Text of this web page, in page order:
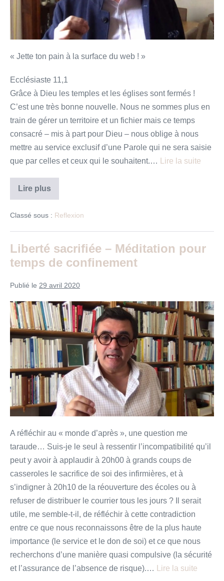
fermés
–
Méditation
temps
de
confinement
« Jette ton pain à la surface du web ! »
Ecclésiaste 11,1
Grâce à Dieu les temples et les églises sont fermés !
C’est une très bonne nouvelle. Nous ne sommes plus en
train de gérer un territoire et un fichier mais ce temps
consacré – mis à part pour Dieu – nous oblige à nous
mettre au service exclusif d’une Parole qui ne sera saisie
que par celles et ceux qui le souhaitent.…
Lire la suite
Lire plusGrâce
les
temples
–
Méditation
pour
de
Classé sous : Reflexion
Liberté sacrifiée – Méditation pour
temps de confinement
Publié le 29 avril 2020
Liberté
sacrifiée
–
Méditation
temps
de
confinement
A réfléchir au « monde d’après », une question me
taraude… Suis-je le seul à ressentir l’incompatibilité qu’il
peut y avoir à applaudir à 20h00 à grands coups de
casseroles le sacrifice de soi des infirmières, et à
s’indigner à 20h10 de la réouverture des écoles ou à
refuser de distribuer le courrier tous les jours ? Il serait
utile, me semble-t-il, de réfléchir à cette contradiction
entre ce que nous reconnaissons être de la plus haute
importance (le service et le don de soi) et ce que nous
recherchons d’une manière quasi compulsive (la sécurité
et l’assurance de l’absence de risque).…
Lire la suite